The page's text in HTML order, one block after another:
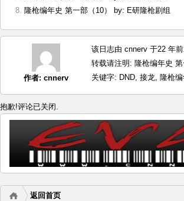
隆枪编年史 第一部（10） by: E研隆枪剧组
作者: cnnerv
该日志由 cnnerv 于22 年
转载请注明: 隆枪编年史
关键字: DND, 接龙, 隆枪编
抱歉!评论已关闭.
返回首页